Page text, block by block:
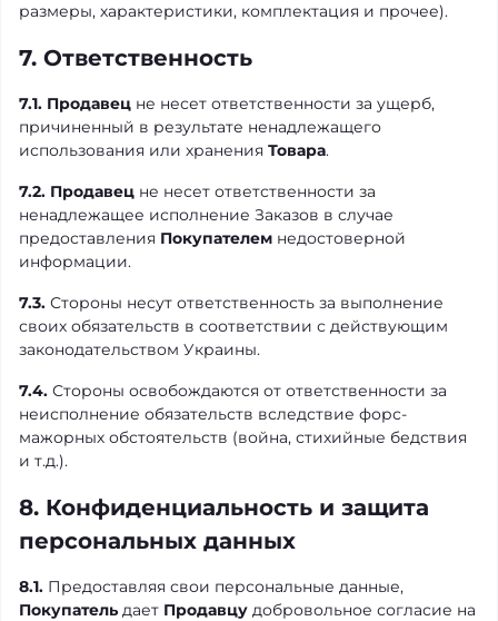
размеры, характеристики, комплектация и прочее).
7. Ответственность
7.1. Продавец не несет ответственности за ущерб,
причиненный в результате ненадлежащего
использования или хранения Товара.
7.2. Продавец не несет ответственности за
ненадлежащее исполнение Заказов в случае
предоставления Покупателем недостоверной
информации.
7.3. Стороны несут ответственность за выполнение
своих обязательств в соответствии с действующим
законодательством Украины.
7.4. Стороны освобождаются от ответственности за
неисполнение обязательств вследствие форс-
мажорных обстоятельств (война, стихийные бедствия
и т.д.).
8. Конфиденциальность и защита
персональных данных
8.1. Предоставляя свои персональные данные,
Покупательдает Продавцу добровольное согласие на